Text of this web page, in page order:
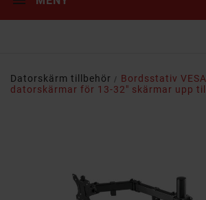
Datorskärm tillbehör
Bordsstativ
datorskärmar för 13-32" skärmar upp